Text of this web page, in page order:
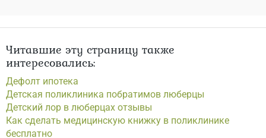
Читавшие эту страницу также
интересовались:
Дефолт ипотека
Детская поликлиника побратимов люберцы
Детский лор в люберцах отзывы
Как сделать медицинскую книжку в поликлинике
бесплатно